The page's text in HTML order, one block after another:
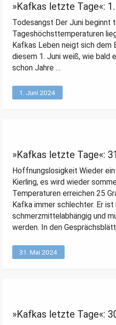
»Kafkas letzte Tage«:
Todesangst Der Juni beginnt
Tageshöchsttemperaturen
Kafkas Leben neigt sich dem
diesem 1. Juni weiß, wie bald
schon Jahre …
1. Juni 2024
»Kafkas letzte Tage«:
Hoffnungslosigkeit Wieder
Kierling, es wird wieder
Temperaturen erreichen 25
Kafka immer schlechter. Er
schmerzmittelabhängig und
werden. In den
31. Mai 2024
»Kafkas letzte Tage«: